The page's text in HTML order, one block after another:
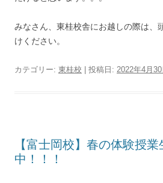
みなさん、東桂校舎にお越しの際は、
けください。
カテゴリー: 東桂校 | 投稿日: 2022年4月30
【富士岡校】春の体験授
中！！！